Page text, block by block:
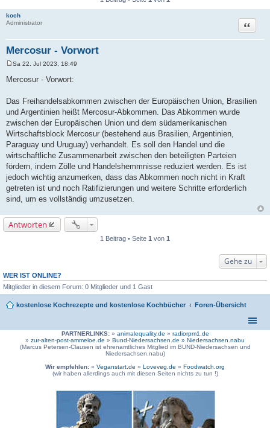
koch
Administrator
Mercosur - Vorwort
Zitat
i
a
g
Sa 22. Jul 2023, 18:49
Mercosur - Vorwort:
Das Freihandelsabkommen zwischen der Europäischen Union, Brasilien
und Argentinien heißt Mercosur-Abkommen. Das Abkommen wurde
zwischen der Europäischen Union und dem südamerikanischen
Wirtschaftsblock Mercosur (bestehend aus Brasilien, Argentinien,
Paraguay und Uruguay) verhandelt. Es soll den Handel und die
wirtschaftliche Zusammenarbeit zwischen den beteiligten Parteien
fördern, indem Zölle und Handelshemmnisse reduziert werden. Es ist
jedoch wichtig anzumerken, dass das Abkommen noch nicht in Kraft
getreten ist und noch Ratifizierungen und weitere Schritte erforderlich
sind, um es vollständig umzusetzen.
Antworten
1 Beitrag • Seite 1 von 1
Gehe zu
WER IST ONLINE?
Mitglieder in diesem Forum: 0 Mitglieder und 1 Gast
kostenlose Kochrezepte und kostenlose Kochbücher Foren-Übersicht
PARTNERLINKS:» animalequality.de » radiorpm1.de
» zur-alten-post-ammeloe.de » Bund-Niedersachsen.de » Niedersachsen.nabu
(Marcus Petersen-Clausen ist ehrenamtliches Mitglied im BUND-Niedersachsen und
Niedersachsen.nabu)
Wir empfehlen: » Veganstart.de » Loveveg.de » Foodwatch.org
(wir haben allerdings auch mit diesen Seiten nichts zu tun !)